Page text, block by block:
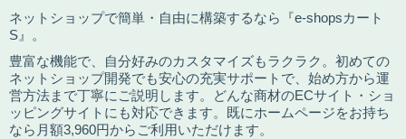
ネットショップで簡単・自由に構築するなら『e-shopsカート
S』。
豊富な機能で、自分好みのカスタマイズもラクラク。初めての
ネットショップ開発でも安心の充実サポートで、始め方から運
営方法まで丁寧にご説明します。どんな商材のECサイト・ショ
ッピングサイトにも対応できます。既にホームページをお持ち
なら月額3,960円からご利用いただけます。